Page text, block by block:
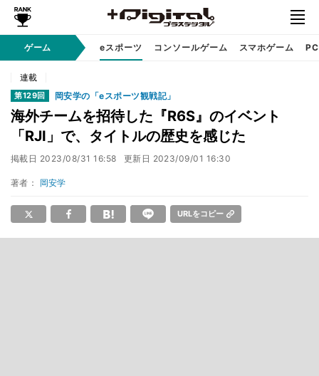
ゲーム eスポーツ コンソールゲーム スマホゲーム
連載
第129回 岡安学の「eスポーツ観戦記」
海外チームを招待した『R6S』のイベント
「RJI」で、タイトルの歴史を感じた
掲載日 2023/08/31 16:58 更新日 2023/09/01 16:30
著者： 岡安学
URLをコピー